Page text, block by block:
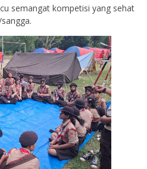
semangat kompetisi yang sehat